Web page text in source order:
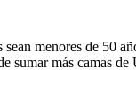
menores de 50
sumar más camas